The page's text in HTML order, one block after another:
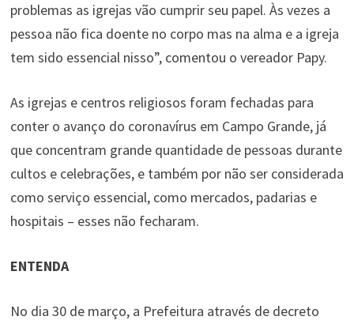
problemas as igrejas vão cumprir seu papel. Às vezes a
pessoa não fica doente no corpo mas na alma e a igreja
tem sido essencial nisso”, comentou o vereador Papy.
As igrejas e centros religiosos foram fechadas para
conter o avanço do coronavírus em Campo Grande, já
que concentram grande quantidade de pessoas durante
cultos e celebrações, e também por não ser considerada
como serviço essencial, como mercados, padarias e
hospitais – esses não fecharam.
ENTENDA
No dia 30 de março, a Prefeitura através de decreto